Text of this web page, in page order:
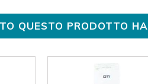
QUESTO PRODOTTO